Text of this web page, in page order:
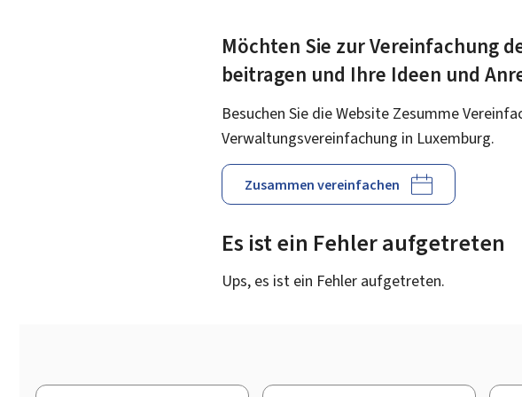
Möchten Sie zur Vereinfachung
beitragen und Ihre Ideen und
Besuchen Sie die Website Zesumme
Verwaltungsvereinfachung in Luxemburg.
Zusammen vereinfachen
Es ist ein Fehler aufgetreten
Ups, es ist ein Fehler aufgetreten.